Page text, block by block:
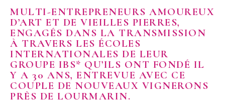
MULTI-ENTREPRENEURS AMOUREUX
D’ART ET DE VIEILLES PIERRES,
ENGAGÉS DANS LA TRANSMISSION
À TRAVERS LES ÉCOLES
INTERNATIONALES DE LEUR
GROUPE IBS* QU’ILS ONT FONDÉ IL
Y A 30 ANS, ENTREVUE AVEC CE
COUPLE DE NOUVEAUX VIGNERONS
PRÈS DE LOURMARIN.